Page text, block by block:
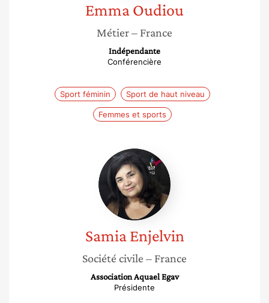
EmmaOudiou
Métier– France
Indépendante
Conférencière
Sport féminin Sport de haut niveau
Femmes et sports
Samia
Enjelvin
Samia Enjelvin
Société civile – France
Association Aquael Egav
Présidente